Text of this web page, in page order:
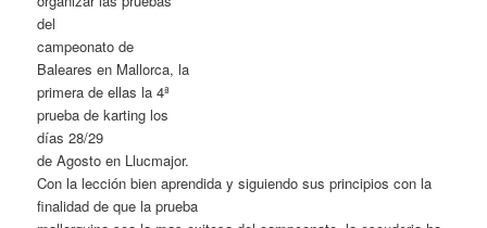
del
campeonato de
Baleares en Mallorca, la
primera de ellas la 4ª
prueba de karting los
días 28/29
de Agosto en Llucmajor.
Con la lección bien aprendida y siguiendo sus principios con la
finalidad de que la prueba